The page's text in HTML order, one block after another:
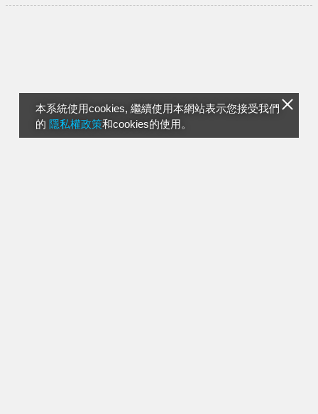
本系統使用cookies, 繼續使用本網站表示您接受我們
的 隱私權政策和cookies的使用。